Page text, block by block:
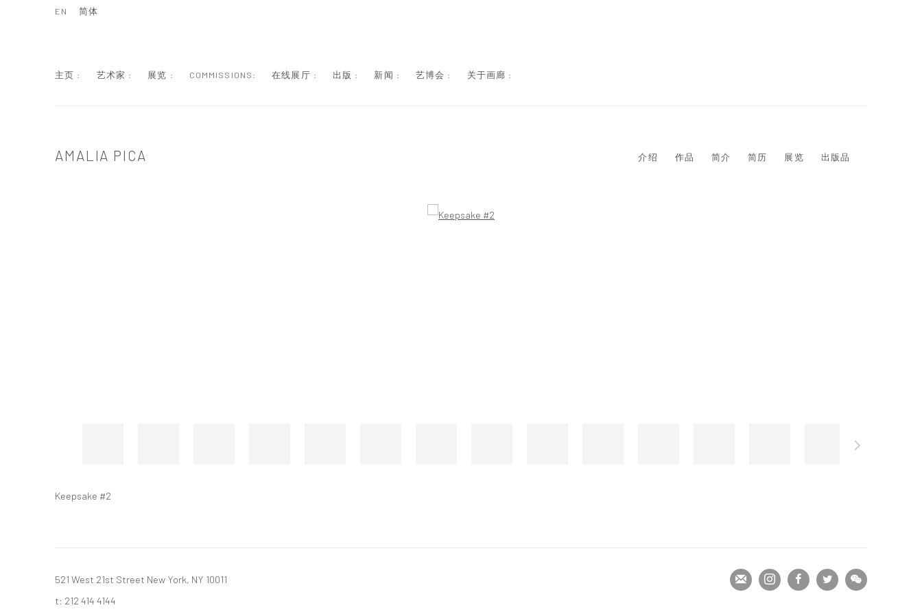
主页 : 艺术家 : 展览 : COMMISSIONS: 在线展厅 : 出版 : 新闻 : 艺博会 : 关于画廊 :
EN 简体
AMALIA PICA 介绍 作品 简介 简历 展览 出版品
Keepsake #2
521 West 21st Street New York, NY 10011
t: 212 414 4144